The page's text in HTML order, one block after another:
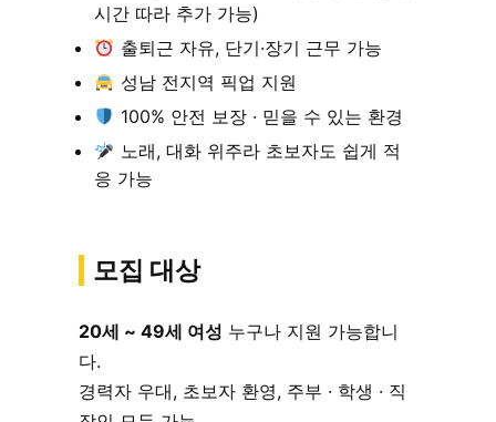
시간 따라 추가 가능)
출퇴근 자유, 단기·장기 근무 가능
성남 전지역 픽업 지원
100% 안전 보장 · 믿을 수 있는 환경
노래, 대화 위주라 초보자도 쉽게 적
응 가능
모집 대상
20세 ~ 49세 여성 누구나 지원 가능합니
다.
경력자 우대, 초보자 환영, 주부 · 학생 · 직